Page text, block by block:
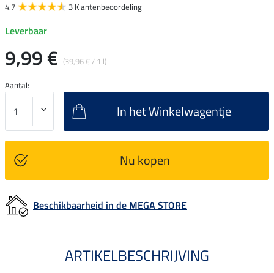
4.7 3 Klantenbeoordeling
Leverbaar
9,99 € (39,96 € / 1 l)
Aantal:
In het Winkelwagentje
Nu kopen
Beschikbaarheid in de MEGA STORE
ARTIKELBESCHRIJVING